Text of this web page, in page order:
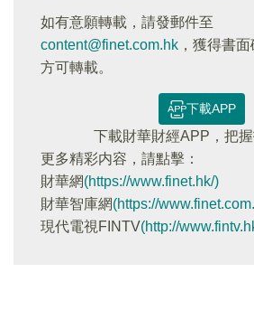
如有意願轉載，請發郵件至
content@finet.com.hk ，獲得書
方可轉載。
下載APP
下載財華財經APP，把
更多精彩内容，請點擊：
財華網(https://www.finet.hk/)
財華智庫網(https://
現代電視FINTV(http://